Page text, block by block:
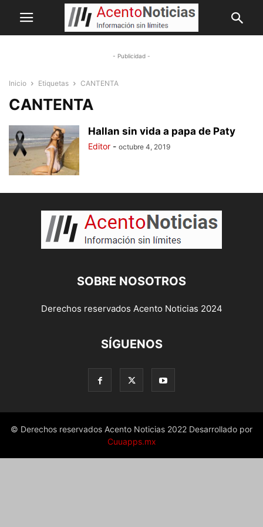
- Publicidad -
Inicio Etiquetas CANTENTA
CANTENTA
Hallan sin vida a papa de Paty
Editor - octubre 4, 2019
SOBRE NOSOTROS
Derechos reservados Acento Noticias 2024
SÍGUENOS
© Derechos reservados Acento Noticias 2022 Desarrollado por
Cuuapps.mx